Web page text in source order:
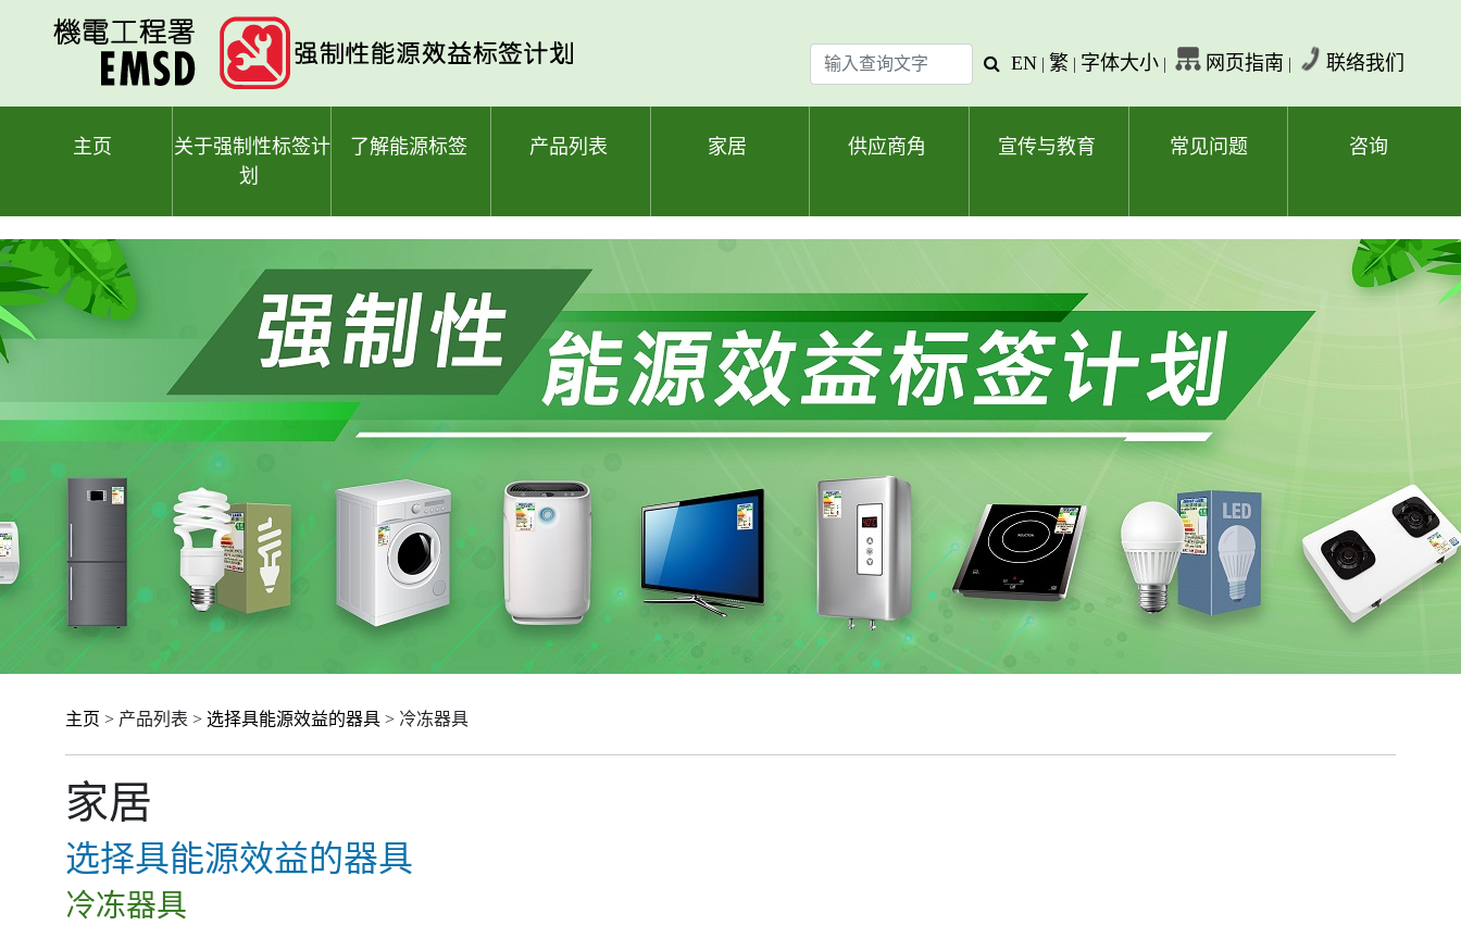
输
入
查
查
字
EN | 繁 | 字体大小 | 网页指南 | 联络我们
主页
关于强制性标签计
划
了解能源标签 产品列表 家居 供应商角 宣传与教育 常见问题 咨询
主页 > 产品列表 > 选择具能源效益的器具 > 冷冻器具
家居
选择具能源效益的器具
冷冻器具